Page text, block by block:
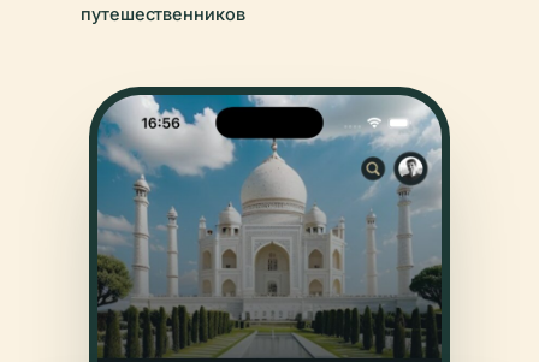
путешественников